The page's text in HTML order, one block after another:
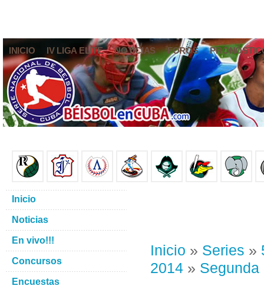
INICIO IV LIGA ELITE NOTICIAS FOROS
Inicio » Series »
2014 » Segunda
Inicio
Noticias
En vivo!!!
Concursos
Encuestas